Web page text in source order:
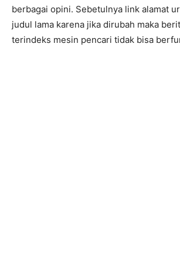
berbagai opini. Sebetulnya link alamat
judul lama karena jika dirubah maka
terindeks mesin pencari tidak bisa